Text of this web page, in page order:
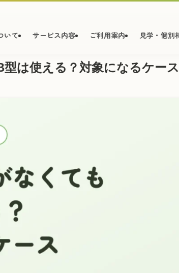
いて サービス内容 ご利用案内 見学・個別
は使える？対象になるケース